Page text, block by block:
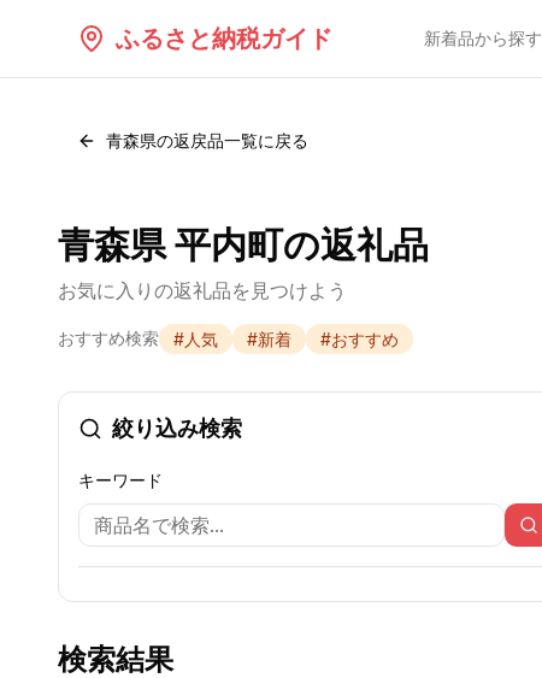
ふるさと納税ガイド 新着品から探す
青森県の返戻品一覧に戻る
青森県 平内町の返礼品
お気に入りの返礼品を見つけよう
おすすめ検索 #人気 #新着 #おすすめ
絞り込み検索
キーワード
検索結果